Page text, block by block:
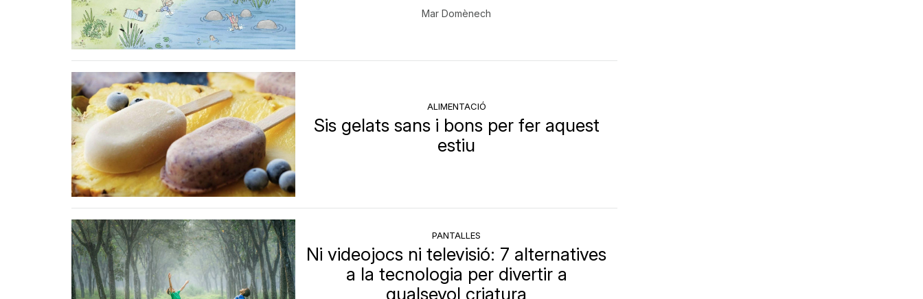
Mar Domènech
ALIMENTACIÓ
Sis gelats sans i bons per fer aquest
estiu
PANTALLES
Ni videojocs ni televisió: 7 alternatives
a la tecnologia per divertir a
qualsevol criatura